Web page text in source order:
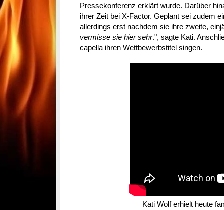
Pressekonferenz erklärt wurde. Darüber
ihrer Zeit bei X-Factor. Geplant sei zudem
allerdings erst nachdem sie ihre zweite,
vermisse sie hier sehr.", sagte Kati.
capella ihren Wettbewerbstitel singen.
Kati Wolf erhielt heute